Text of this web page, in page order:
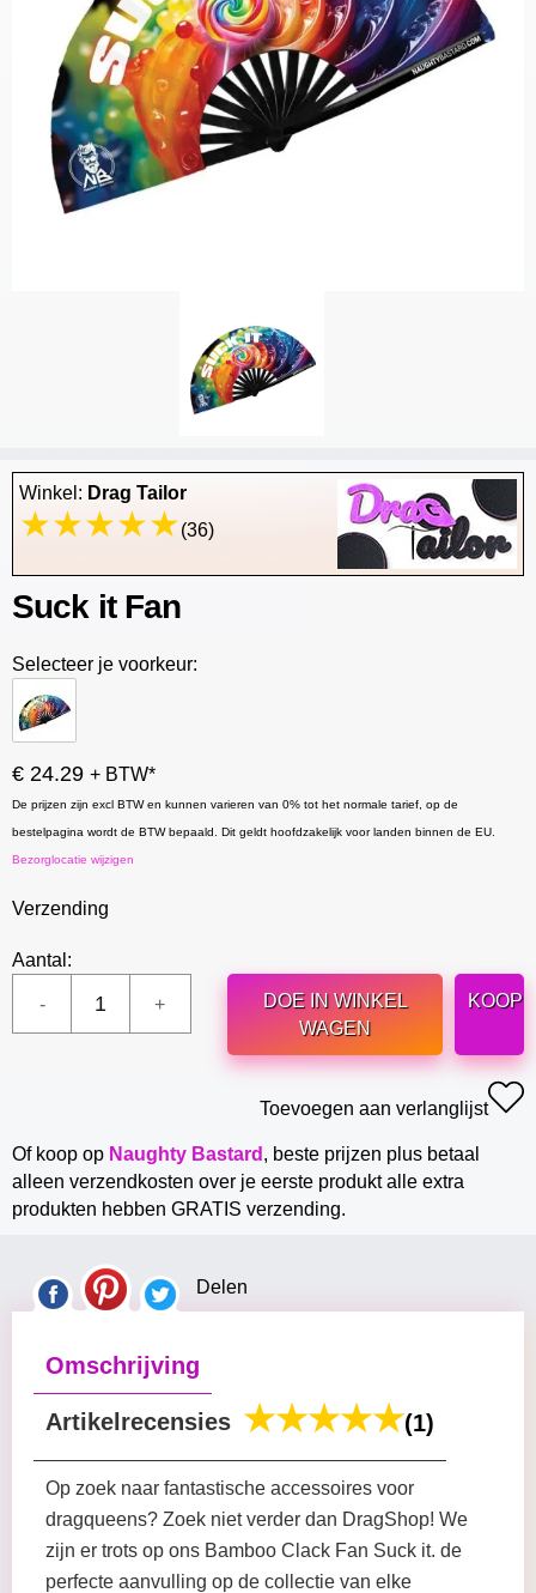
Winkel: Drag Tailor
(36)
Suck it Fan
Selecteer je voorkeur:
€ 24.29 + BTW*
De prijzen zijn excl BTW en kunnen varieren van 0% tot het normale tarief, op de
bestelpagina wordt de BTW bepaald. Dit geldt hoofdzakelijk voor landen binnen de EU.
Bezorglocatie wijzigen
Verzending
Aantal:
DOE IN WINKEL
WAGEN
KOOP
Toevoegen aan verlanglijst
Of koop op Naughty Bastard , beste prijzen plus betaal
alleen verzendkosten over je eerste produkt alle extra
produkten hebben GRATIS verzending.
Delen
Omschrijving
Artikelrecensies (1)
Op zoek naar fantastische accessoires voor
dragqueens? Zoek niet verder dan DragShop! We
zijn er trots op ons Bamboo Clack Fan Suck it. de
perfecte aanvulling op de collectie van elke